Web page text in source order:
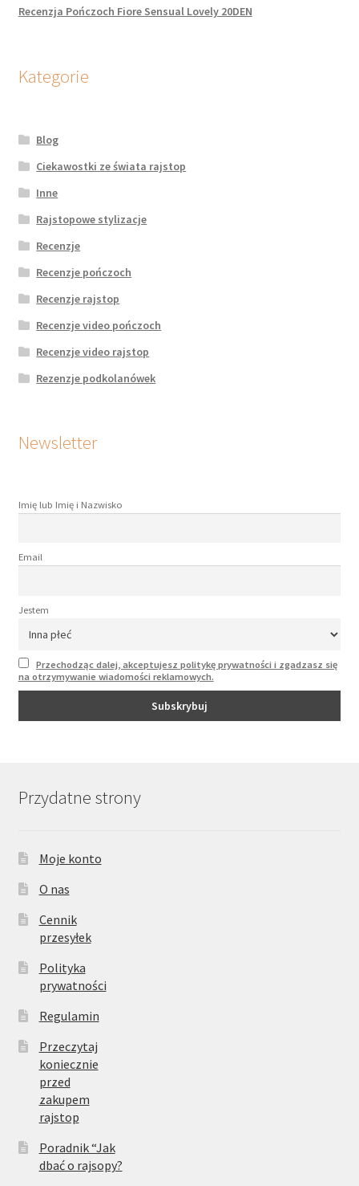
Recenzja Pończoch Fiore Sensual Lovely 20DEN
Kategorie
Blog
Ciekawostki ze świata rajstop
Inne
Rajstopowe stylizacje
Recenzje
Recenzje pończoch
Recenzje rajstop
Recenzje video pończoch
Recenzje video rajstop
Rezenzje podkolanówek
Newsletter
Imię lub Imię i Nazwisko
Email
Jestem
Przechodząc dalej, akceptujesz politykę prywatności i zgadzasz się
na otrzymywanie wiadomości reklamowych.
Przydatne strony
Moje konto
O nas
Cennik
przesyłek
Polityka
prywatności
Regulamin
Przeczytaj
koniecznie
przed
zakupem
rajstop
Poradnik “Jak
dbać o rajsopy?